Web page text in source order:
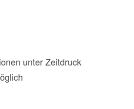
unter Zeitdruck